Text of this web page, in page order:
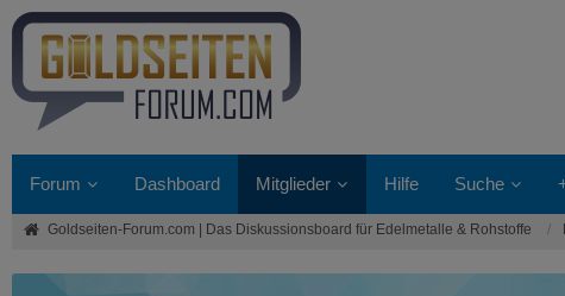
Forum Dashboard Mitglieder Hilfe Suche
Goldseiten-Forum.com | Das Diskussionsboard für Edelmetalle & Rohstoffe